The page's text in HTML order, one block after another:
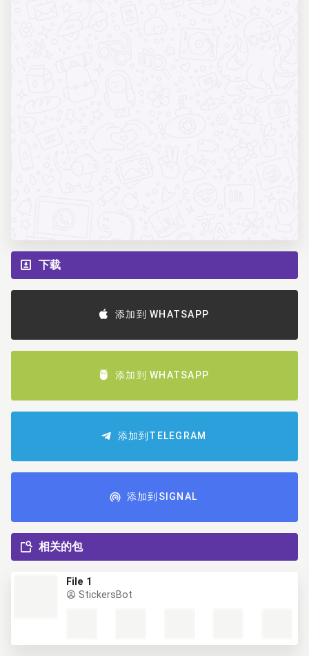
下载
添加到 WHATSAPP
添加到 WHATSAPP
添加到TELEGRAM
添加到SIGNAL
相关的包
File 1
StickersBot